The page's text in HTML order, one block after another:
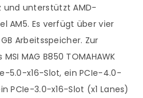
und unterstützt AMD-
AM5. Es verfügt über vier
Arbeitsspeicher. Zur
MAG B850 TOMAHAWK
5.0-x16-Slot, ein PCIe-4.0-
PCIe-3.0-x16-Slot (x1 Lanes)